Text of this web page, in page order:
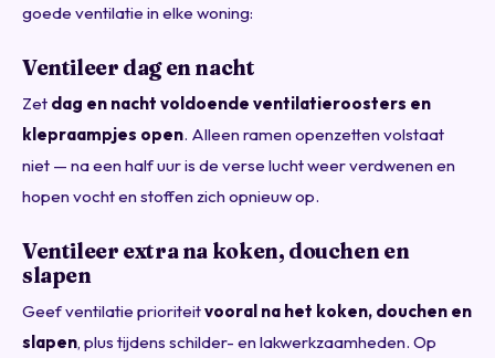
goede ventilatie in elke woning:
Ventileer dag en nacht
Zet dag en nacht voldoende ventilatieroosters en
klepraampjes open. Alleen ramen openzetten volstaat
niet — na een half uur is de verse lucht weer verdwenen en
hopen vocht en stoffen zich opnieuw op.
Ventileer extra na koken, douchen en
slapen
Geef ventilatie prioriteitvooral na het koken, douchen en
slapen, plus tijdens schilder- en lakwerkzaamheden. Op